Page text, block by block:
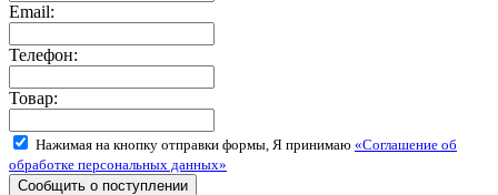
Email:
Телефон:
Товар:
Нажимая на кнопку отправки формы, Я принимаю «Соглашение об
обработке персональных данных»